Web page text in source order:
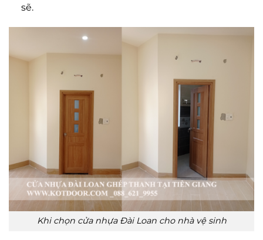
sẽ.
Khi chọn cửa nhựa Đài Loan cho nhà vệ sinh